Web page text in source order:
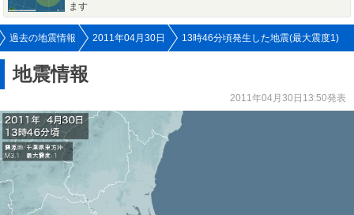
ます
過去の地震情報 2011年04月30日 13時46分頃発生した地震(最大震度1)
地震情報
2011年04月30日13:50発表